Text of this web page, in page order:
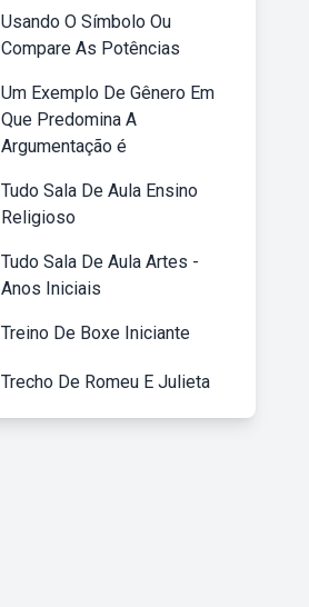
Usando O Símbolo Ou
Compare As Potências
Um Exemplo De Gênero Em
Que Predomina A
Argumentação é
Tudo Sala De Aula Ensino
Religioso
Tudo Sala De Aula Artes -
Anos Iniciais
Treino De Boxe Iniciante
Trecho De Romeu E Julieta